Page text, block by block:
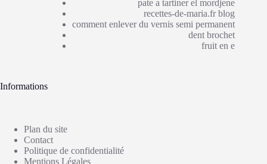
pate a tartiner el mordjene
recettes-de-maria.fr blog
comment enlever du vernis semi permanent
dent brochet
fruit en e
Informations
Plan du site
Contact
Politique de confidentialité
Mentions Légales